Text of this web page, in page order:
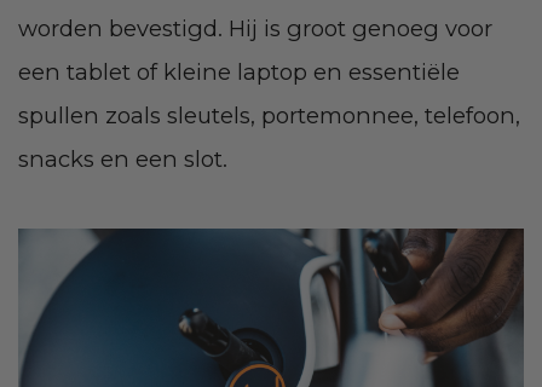
worden bevestigd. Hij is groot genoeg voor
een tablet of kleine laptop en essentiële
spullen zoals sleutels, portemonnee, telefoon,
snacks en een slot.